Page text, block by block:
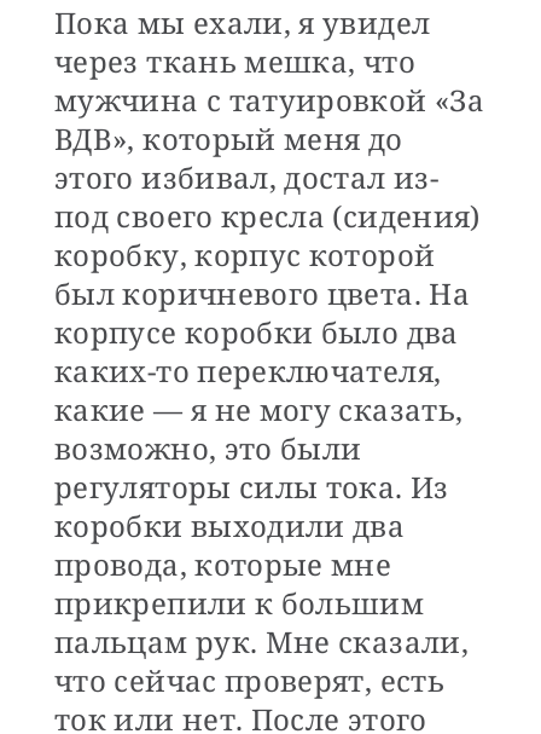
Пока мы ехали, я увидел
через ткань мешка, что
мужчина с татуировкой «За
ВДВ», который меня до
этого избивал, достал из-
под своего кресла (сидения)
коробку, корпус которой
был коричневого цвета. На
корпусе коробки было два
каких-то переключателя,
какие — я не могу сказать,
возможно, это были
регуляторы силы тока. Из
коробки выходили два
провода, которые мне
прикрепили к большим
пальцам рук. Мне сказали,
что сейчас проверят, есть
ток или нет. После этого